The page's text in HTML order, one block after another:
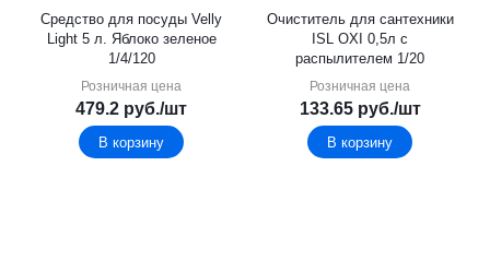
Средство для посуды Velly
Light 5 л. Яблоко зеленое
1/4/120
Розничная цена
479.2 руб./шт
В корзину
Очиститель для сантехники
ISL OXI 0,5л с
распылителем 1/20
Розничная цена
133.65руб./шт
В корзину